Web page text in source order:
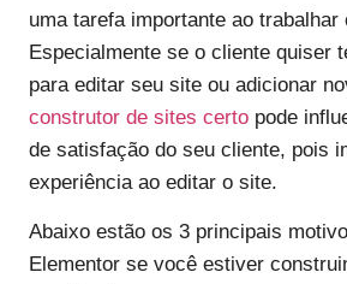
uma tarefa importante ao trabalhar
Especialmente se o cliente quiser
para editar seu site ou adicionar
construtor de sites certo pode
de satisfação do seu cliente, pois
experiência ao editar o site.
Abaixo estão os 3 principais
Elementor se você estiver